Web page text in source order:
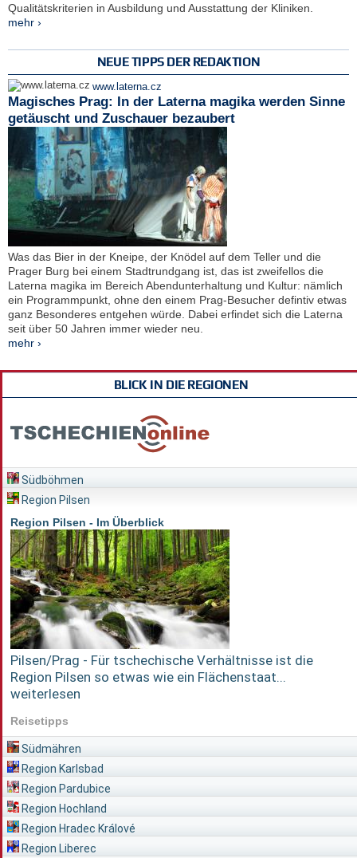
Qualitätskriterien in Ausbildung und Ausstattung der Kliniken.
mehr ›
NEUE TIPPS DER REDAKTION
www.laterna.cz
Magisches Prag: In der Laterna magika werden Sinne
getäuscht und Zuschauer bezaubert
Was das Bier in der Kneipe, der Knödel auf dem Teller und die
Prager Burg bei einem Stadtrundgang ist, das ist zweifellos die
Laterna magika im Bereich Abendunterhaltung und Kultur: nämlich
ein Programmpunkt, ohne den einem Prag-Besucher defintiv etwas
ganz Besonderes entgehen würde. Dabei erfindet sich die Laterna
seit über 50 Jahren immer wieder neu.
mehr ›
BLICK IN DIE REGIONEN
Südböhmen
Region Pilsen
Region Pilsen - Im Überblick
Pilsen/Prag - Für tschechische Verhältnisse ist die
Region Pilsen so etwas wie ein Flächenstaat...
weiterlesen
Reisetipps
Südmähren
Region Karlsbad
Region Pardubice
Region Hochland
Region Hradec Králové
Region Liberec